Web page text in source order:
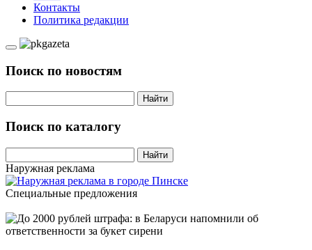
Контакты
Политика редакции
Поиск по новостям
Найти
Поиск по каталогу
Найти
Наружная реклама
Специальные предложения